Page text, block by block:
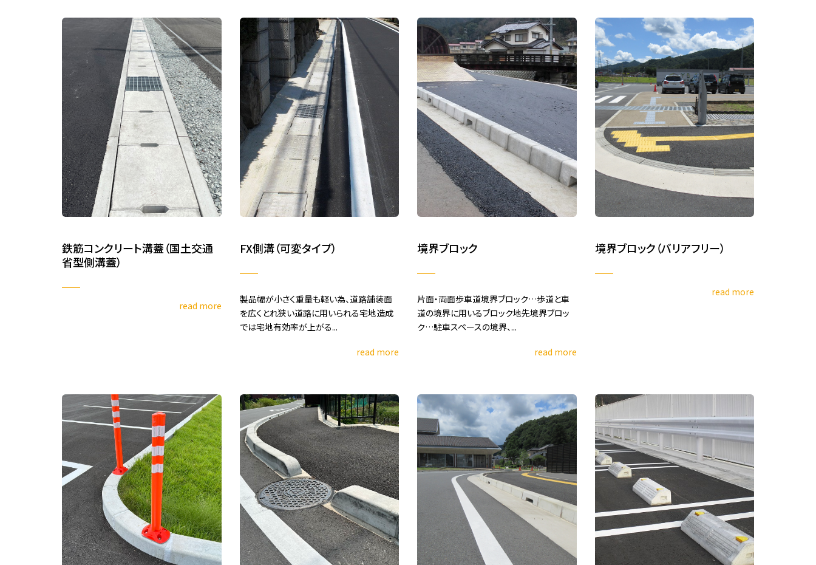
鉄筋コンクリート溝蓋（国土交通
省型側溝蓋）
read more
FX側溝（可変タイプ）
製品幅が小さく重量も軽い為、道路舗装面
を広くとれ狭い道路に用いられる宅地造成
では宅地有効率が上がる...
read more
境界ブロック
片面・両面歩車道境界ブロック…歩道と車
道の境界に用いるブロック地先境界ブロッ
ク…駐車スペースの境界、...
read more
境界ブロック（バリアフリー）
read more